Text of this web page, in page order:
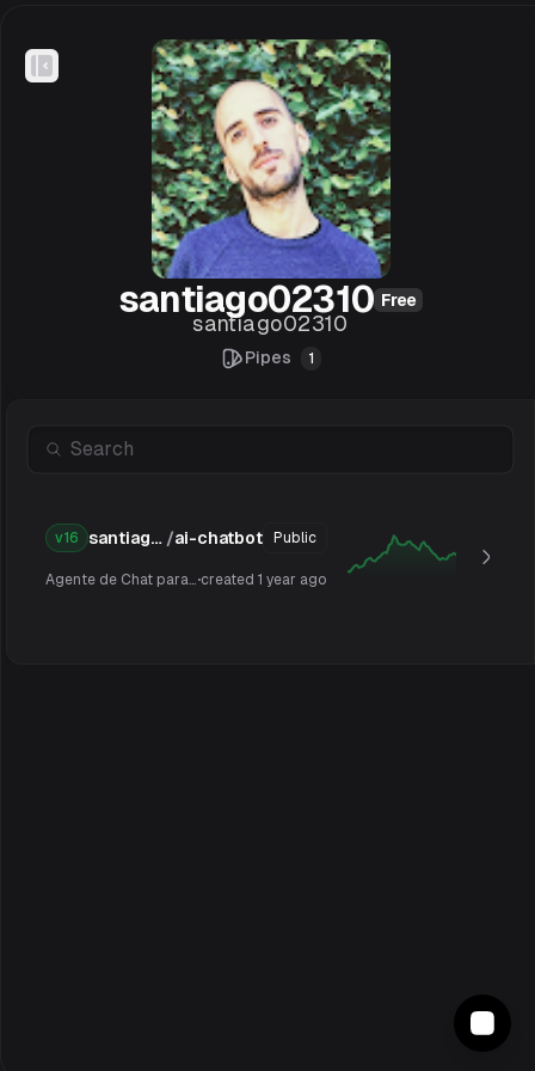
Toggle Sidebar
santiago02310 Free
santiago02310
Pipes 1
Search
santiago02310 /ai-chatbot Public
v16
Agente de Chat para Comunidad Pura Mente created 1 year ago